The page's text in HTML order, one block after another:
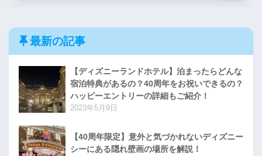
最新の記事
【ディズニーランドホテル】泊まったらどんな
宿泊特典があるの？40周年をお祝いできるの？
ハッピーエントリーの詳細もご紹介！
2023年5月9日
【40周年限定】意外と気づかれないディズニー
シーにある隠れ壁画の場所を解説！